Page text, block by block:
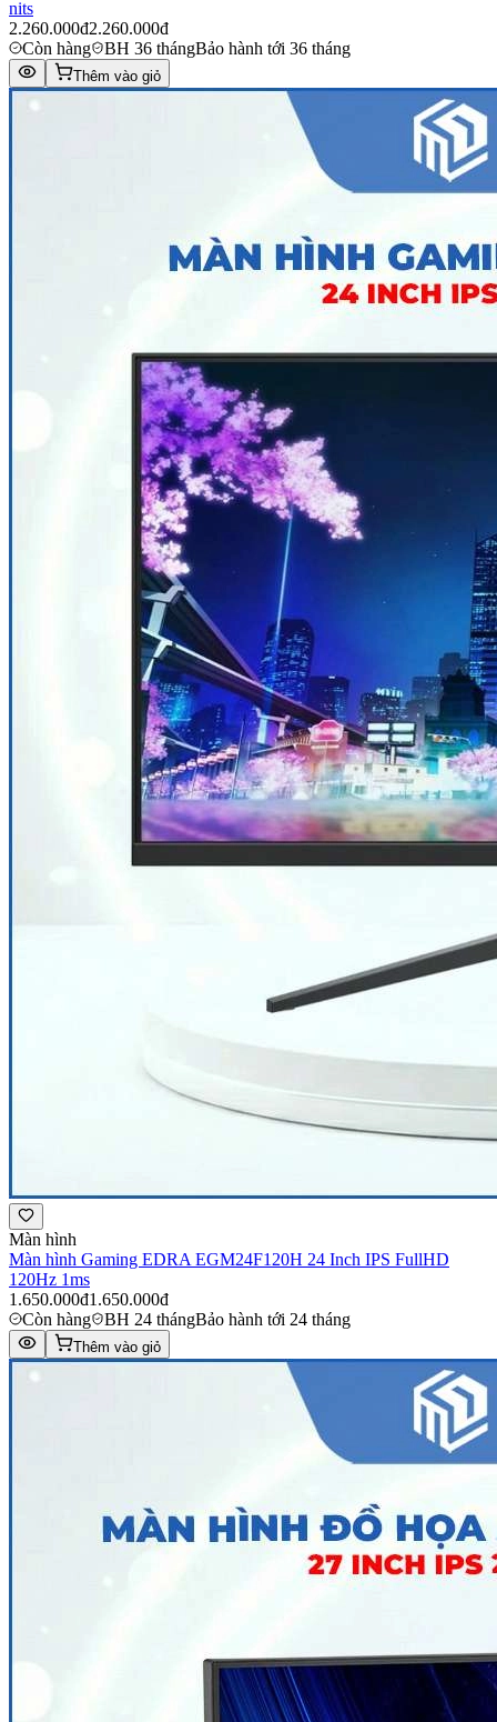
nits
2.260.000đ2.260.000đ
Còn hàng
BH 36 thángBảo hành tới 36 tháng
Thêm vào giỏ
Màn hình
Màn hình Gaming EDRA EGM24F120H 24 Inch IPS FullHD
120Hz 1ms
1.650.000đ1.650.000đ
Còn hàng
BH 24 thángBảo hành tới 24 tháng
Thêm vào giỏ